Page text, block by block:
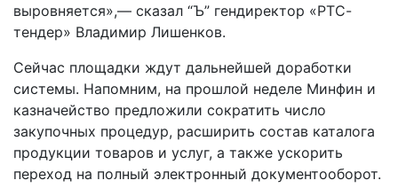
выровняется»,— сказал “Ъ” гендиректор «РТС-
тендер» Владимир Лишенков.
Сейчас площадки ждут дальнейшей доработки
системы. Напомним, на прошлой неделе Минфин и
казначейство предложили сократить число
закупочных процедур, расширить состав каталога
продукции товаров и услуг, а также ускорить
переход на полный электронный документооборот.